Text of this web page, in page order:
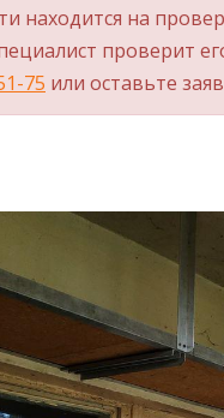
находится на
проверит
75 или оставьте